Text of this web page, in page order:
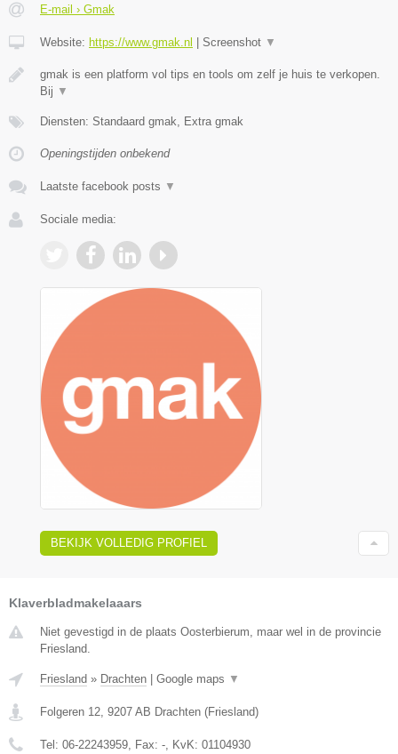
E-mail › Gmak
Website: https://www.gmak.nl | Screenshot ▼
gmak is een platform vol tips en tools om zelf je huis te verkopen.
Bij ▼
Diensten: Standaard gmak, Extra gmak
Openingstijden onbekend
Laatste facebook posts ▼
Sociale media:
BEKIJK VOLLEDIG PROFIEL
Klaverbladmakelaaars
Niet gevestigd in de plaats Oosterbierum, maar wel in de provincie
Friesland.
Friesland » Drachten | Google maps ▼
Folgeren 12 9207 AB Drachten (Friesland)
Tel: 06-22243959 , Fax: - , KvK: 01104930